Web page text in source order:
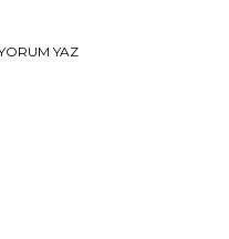
YAZ